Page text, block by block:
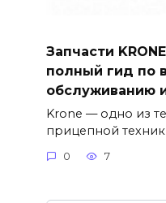
Запчасти
полный гид по
обслуживанию
Krone — одно из
прицепной
0 7